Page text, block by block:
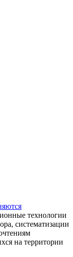
технологии
систематизации
на территории